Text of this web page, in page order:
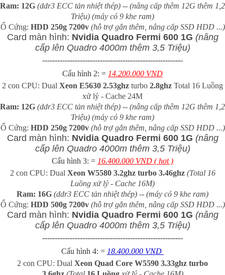
Ram: 12G (ddr3 ECC tản nhiệt thép) -- (nâng cấp thêm 12G thêm 1,2
Triệu) (máy có 9 khe ram)
Ổ Cứng: HDD 250g 7200v(hỗ trợ gắn thêm, nâng cấp SSD HDD ...)
Card màn hình: Nvidia Quadro Fermi 600 1G (nâng
cấp lên Quadro 4000m thêm 3,5 Triệu)
--------------------------------------------------------
Cấu hình 2: = 14.200.000 VND
2 con CPU: Dual Xeon E5630 2.53ghz turbo 2.8ghz Total 16 Luồng
xử lý - Cache 24M
Ram: 12G (ddr3 ECC tản nhiệt thép) -- (nâng cấp thêm 12G thêm 1,2
Triệu) (máy có 9 khe ram)
Ổ Cứng: HDD 250g 7200v(hỗ trợ gắn thêm, nâng cấp SSD HDD ...)
Card màn hình: Nvidia Quadro Fermi 600 1G (nâng
cấp lên Quadro 4000m thêm 3,5 Triệu)
Cấu hình 3: = 16.400.000 VND ( hot )
2 con CPU: Dual Xeon W5580 3.2ghz turbo 3.46ghz (Total 16
Luồng xử lý - Cache 16M)
Ram: 16G (ddr3 ECC tản nhiệt thép) -- (máy có 9 khe ram)
Ổ Cứng: HDD 500g 7200v(hỗ trợ gắn thêm, nâng cấp SSD HDD ...)
Card màn hình: Nvidia Quadro Fermi 600 1G (nâng
cấp lên Quadro 4000m thêm 3,5 Triệu)
--------------------------------------------------------
Cấu hình 4: = 18.400.000 VND
2 con CPU: Dual Xeon Quad Core W5590 3.33ghz turbo